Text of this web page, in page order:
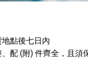
點後七日內
配 (附) 件齊全，且